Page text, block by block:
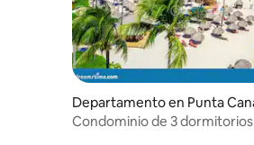
Departamento en Punta
Condominio de 3